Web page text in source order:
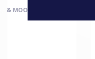
& MOOR